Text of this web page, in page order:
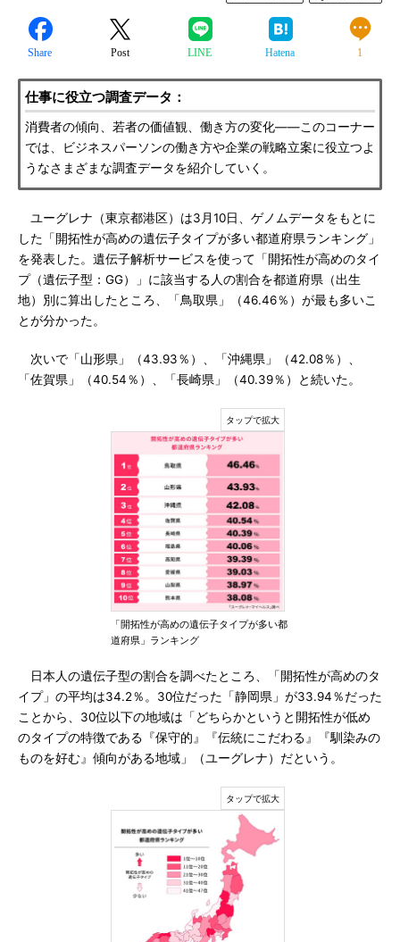
Share Post LINE Hatena 1
仕事に役立つ調査データ：
消費者の傾向、若者の価値観、働き方の変化――このコーナー
では、ビジネスパーソンの働き方や企業の戦略立案に役立つよ
うなさまざまな調査データを紹介していく。
ユーグレナ（東京都港区）は3月10日、ゲノムデータをもとに
した「開拓性が高めの遺伝子タイプが多い都道府県ランキング」
を発表した。遺伝子解析サービスを使って「開拓性が高めのタイ
プ（遺伝子型：GG）」に該当する人の割合を都道府県（出生
地）別に算出したところ、「鳥取県」（46.46％）が最も多いこ
とが分かった。
次いで「山形県」（43.93％）、「沖縄県」（42.08％）、
「佐賀県」（40.54％）、「長崎県」（40.39％）と続いた。
「開拓性が高めの遺伝子タイプが多い都
道府県」ランキング
日本人の遺伝子型の割合を調べたところ、「開拓性が高めのタ
イプ」の平均は34.2％。30位だった「静岡県」が33.94％だった
ことから、30位以下の地域は「どちらかというと開拓性が低め
のタイプの特徴である『保守的』『伝統にこだわる』『馴染みの
ものを好む』傾向がある地域」（ユーグレナ）だという。